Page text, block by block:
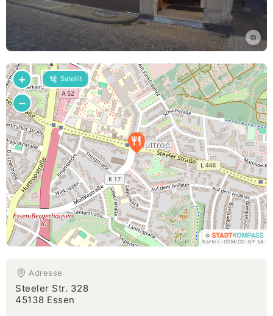
©
Satellit
+
−
©
Karten: OSM/CC-BY-SA
Adresse
Steeler Str. 328
45138 Essen